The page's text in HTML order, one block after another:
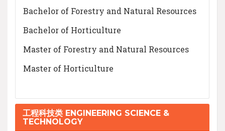
Bachelor of Forestry and Natural Resources
Bachelor of Horticulture
Master of Forestry and Natural Resources
Master of Horticulture
工程科技类 ENGINEERING SCIENCE &
TECHNOLOGY